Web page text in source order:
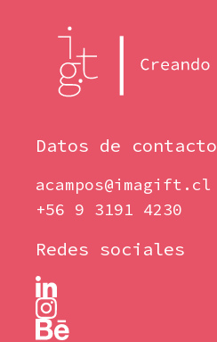
Datos de contacto
acampos@imagift.cl
+56 9 3191 4230
Redes sociales